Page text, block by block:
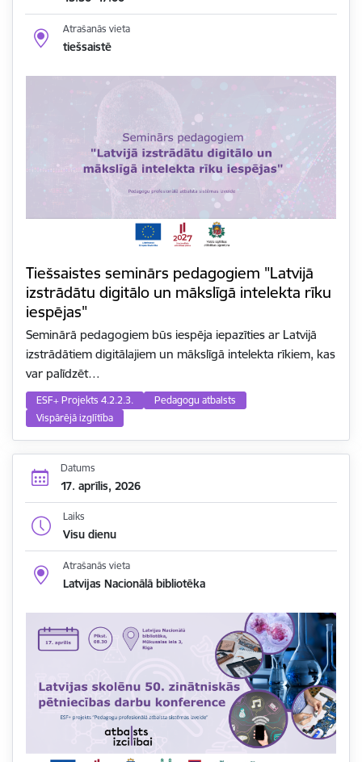
Atrašanās vieta
tiešsaistē
Tiešsaistes seminārs pedagogiem "Latvijā
izstrādātu digitālo un mākslīgā intelekta rīku
iespējas"
Seminārā pedagogiem būs iespēja iepazīties ar Latvijā
izstrādātiem digitālajiem un mākslīgā intelekta rīkiem, kas
var palīdzēt…
ESF+ Projekts 4.2.2.3.
Pedagogu atbalsts
Vispārējā izglītība
Datums
17. aprīlis, 2026
Laiks
Visu dienu
Atrašanās vieta
Latvijas Nacionālā bibliotēka